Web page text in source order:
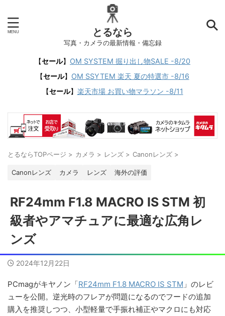
とるなら
写真・カメラの最新情報・備忘録
【セール】 OM SYSTEM 掘り出し物SALE -8/20
【セール】 OM SSYTEM 楽天 夏の特選市 -8/16
【セール】 楽天市場 お買い物マラソン -8/11
とるならTOPページ > カメラ > レンズ > Canonレンズ >
Canonレンズ カメラ レンズ 海外の評価
RF24mm F1.8 MACRO IS STM 初
級者やアマチュアに最適な広角レ
ンズ
2024年12月22日
PCmagがキヤノン「RF24mm F1.8 MACRO IS STM 」のレビ
ューを公開。逆光時のフレアが問題になるのでフードの追加
購入を推奨しつつ、小型軽量で手振れ補正やマクロにも対応